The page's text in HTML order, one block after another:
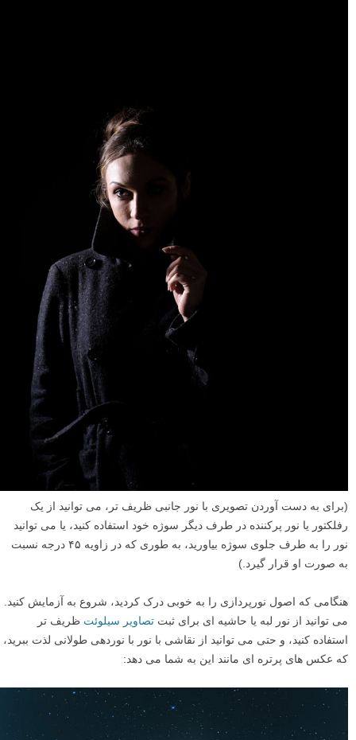
(برای به دست آوردن تصویری با نور جانبی ظریف تر، می توانید از یک
رفلکتور یا نور پرکننده در طرف دیگر سوژه خود استفاده کنید، یا می توانید
نور را به طرف جلوی سوژه بیاورید، به طوری که در زاویه ۴۵ درجه نسبت
به صورت او قرار گیرد.)
هنگامی که اصول نورپردازی را به خوبی درک کردید، شروع به آزمایش کنید.
می توانید از نور لبه یا حاشیه ای برای ثبت تصاویر سیلوئت ظریف تر
استفاده کنید، و حتی می توانید از نقاشی با نور با نوردهی طولانی لذت ببرید،
که عکس های پرتره ای مانند این به شما می دهد: